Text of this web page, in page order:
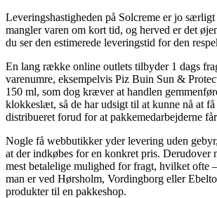
Leveringshastigheden på Solcreme er jo
mangler varen om kort tid, og herved er det
du ser den estimerede leveringstid for den
En lang række online outlets tilbyder 1 dags
varenumre, eksempelvis Piz Buin Sun &
150 ml, som dog kræver at handlen
klokkeslæt, så de har udsigt til at kunne nå at
distribueret forud for at pakkemedarbejderne
Nogle få webbutikker yder levering uden
at der indkøbes for en konkret pris. Derudover
mest betalelige mulighed for fragt, hvilket ofte
man er ved Hørsholm, Vordingborg eller
produkter til en pakkeshop.